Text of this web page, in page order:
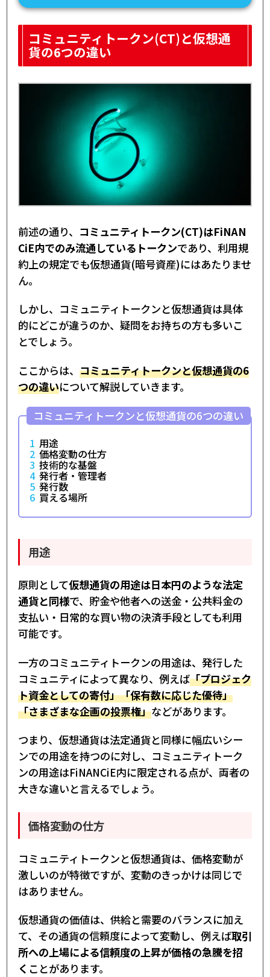
コミュニティトークン(CT)と仮想通
貨の6つの違い
前述の通り、 コミュニティトークン(CT)はFiNAN
CiE内でのみ流通しているトークンであり、利用規
約上の規定でも仮想通貨(暗号資産)にはあたりませ
ん。
しかし、コミュニティトークンと仮想通貨は具体
的にどこが違うのか、疑問をお持ちの方も多いこ
とでしょう。
ここからは、 コミュニティトークンと仮想通貨の6
つの違いについて解説していきます。
コミュニティトークンと仮想通貨の6つの違い
用途
価格変動の仕方
技術的な基盤
発行者・管理者
発行数
買える場所
用途
原則として仮想通貨の用途は日本円のような法定
通貨と同様で、貯金や他者への送金・公共料金の
支払い・日常的な買い物の決済手段としても利用
可能です。
一方のコミュニティトークンの用途は、発行した
コミュニティによって異なり、例えば「プロジェク
ト資金としての寄付」「保有数に応じた優待」
「さまざまな企画の投票権」などがあります。
つまり、仮想通貨は法定通貨と同様に幅広いシー
ンでの用途を持つのに対し、コミュニティトーク
ンの用途はFiNANCiE内に限定される点が、両者の
大きな違いと言えるでしょう。
価格変動の仕方
コミュニティトークンと仮想通貨は、価格変動が
激しいのが特徴ですが、変動のきっかけは同じで
はありません。
仮想通貨の価値は、供給と需要のバランスに加え
て、その通貨の信頼度によって変動し、例えば取引
所への上場による信頼度の上昇が価格の急騰を招
く ことがあります。